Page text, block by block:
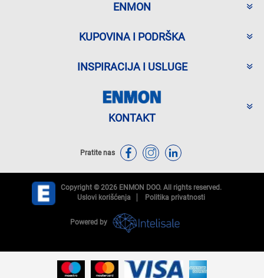
ENMON
KUPOVINA I PODRŠKA
INSPIRACIJA I USLUGE
KONTAKT
Pratite nas
Copyright © 2026 ENMON DOO. All rights reserved.
Uslovi korišćenja
Politika privatnosti
Powered by